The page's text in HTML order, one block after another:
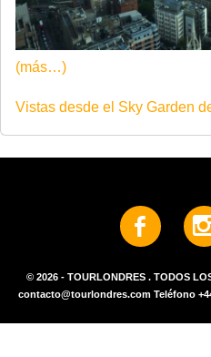
(más…)
Vistas desde el Sky Garden
© 2026 - TOURLONDRES . TODOS
contacto@tourlondres.com Teléfono